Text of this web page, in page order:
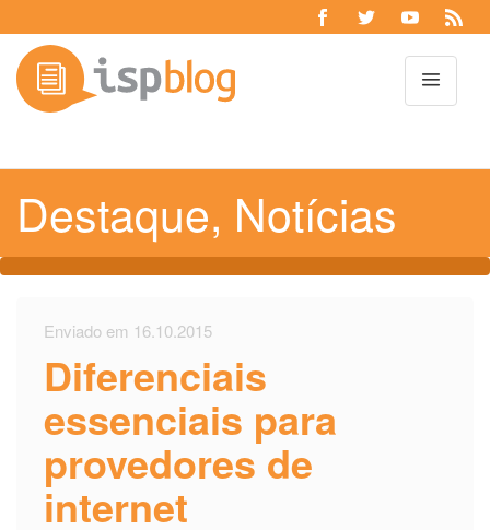
Destaque, Notícias
Enviado em 16.10.2015
Diferenciais
essenciais para
provedores de
internet